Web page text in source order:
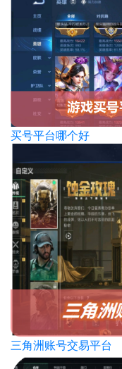
买号平台哪个好
三角洲账号交易平台